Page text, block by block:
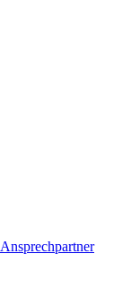
Ansprechpartner